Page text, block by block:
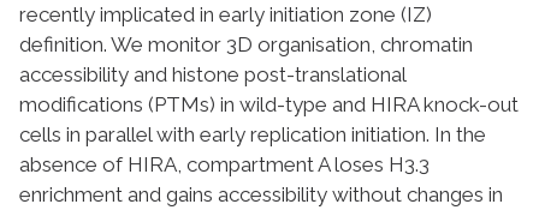
recently implicated in early initiation zone (IZ)
definition. We monitor 3D organisation, chromatin
accessibility and histone post-translational
modifications (PTMs) in wild-type and HIRA knock-out
cells in parallel with early replication initiation. In the
absence of HIRA, compartment A loses H3.3
enrichment and gains accessibility without changes in